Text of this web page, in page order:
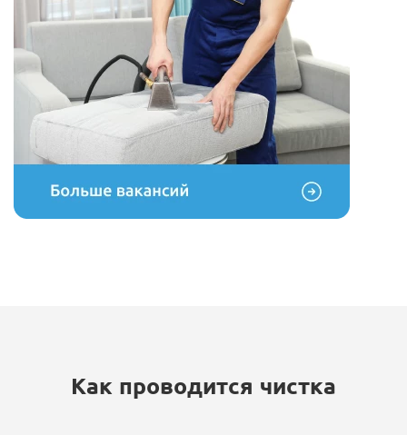
Как проводится чистка